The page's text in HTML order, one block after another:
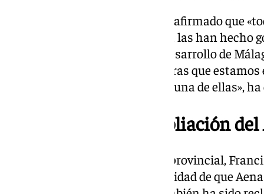
El subdelegado del Gobierno ha afirmado que
infraestructuras de la provincia las han hecho
Sánchez está implicado en el desarrollo de
largo de todas las infraestructuras que
Aeropuerto, ya os digo, que será una de ellas»,
El PP reclama la ampliación
El presidente de la Diputación provincial,
programa ‘La Alameda’ la necesidad de que